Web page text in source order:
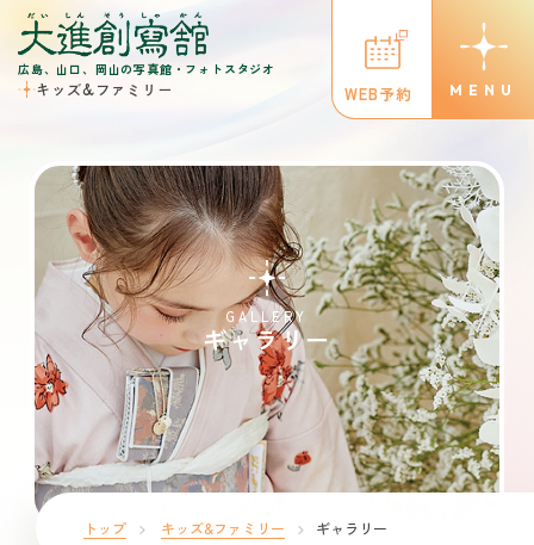
広島、山口、岡山の写真館・フォトスタジオ
キッズ&ファミリー WEB予約
GALLERY
ギャラリー
トップ キッズ&ファミリー ギャラリー